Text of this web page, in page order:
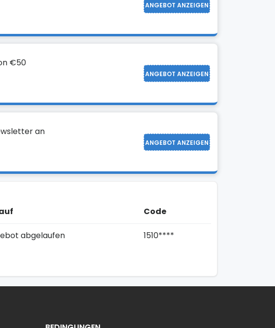
ANGEBOT ANZEIGEN
€50
ANGEBOT ANZEIGEN
an
ANGEBOT ANZEIGEN
Code
abgelaufen 1510****